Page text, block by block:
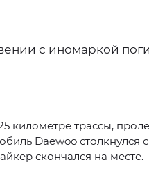
с иномаркой
километре трассы,
Daewoo столкнулся с
скончался на месте.